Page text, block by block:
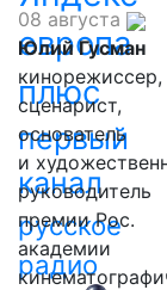
европа
плюс
первый
канал
русское
радио
08 августа
Юлий Гусман
кинорежиссер,
сценарист,
основатель
и
руководитель
премии Рос.
академии